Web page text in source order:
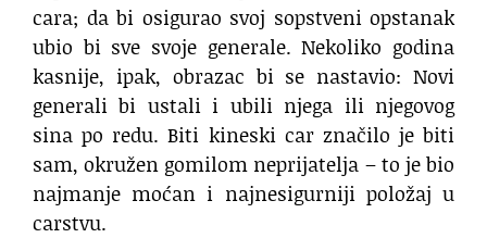
cara; da bi osigurao svoj sopstveni opstanak
ubio bi sve svoje generale. Nekoliko godina
kasnije, ipak, obrazac bi se nastavio: Novi
generali bi ustali i ubili njega ili njegovog
sina po redu. Biti kineski car značilo je biti
sam, okružen gomilom neprijatelja – to je bio
najmanje moćan i najnesigurniji položaj u
carstvu.